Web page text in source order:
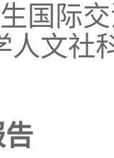
国际
人文社